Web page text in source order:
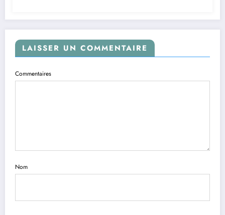
LAISSER UN COMMENTAIRE
Commentaires
Nom